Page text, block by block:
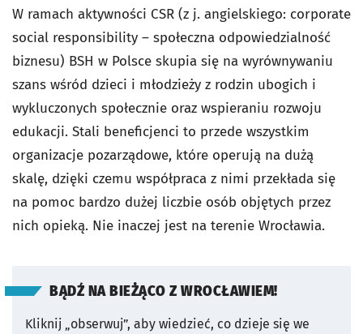
W ramach aktywności CSR (z j. angielskiego: corporate
social responsibility – społeczna odpowiedzialność
biznesu) BSH w Polsce skupia się na wyrównywaniu
szans wśród dzieci i młodzieży z rodzin ubogich i
wykluczonych społecznie oraz wspieraniu rozwoju
edukacji. Stali beneficjenci to przede wszystkim
organizacje pozarządowe, które operują na dużą
skalę, dzięki czemu współpraca z nimi przekłada się
na pomoc bardzo dużej liczbie osób objętych przez
nich opieką. Nie inaczej jest na terenie Wrocławia.
BĄDŹ NA BIEŻĄCO Z WROCŁAWIEM!
Kliknij „obserwuj”, aby wiedzieć, co dzieje się we